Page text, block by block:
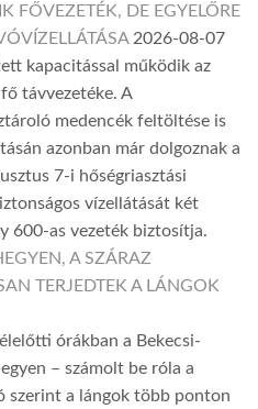
FŐVEZETÉK, DE EGYELŐRE
2026-08-07
kapacitással működik az
távvezetéke. A
medencék feltöltése is
azonban már dolgoznak a
7-i hőségriasztási
vízellátását két
600-as vezeték biztosítja.
A SZÁRAZ
TERJEDTEK A LÁNGOK
órákban a Bekecsi-
– számolt be róla a
szerint a lángok több ponton